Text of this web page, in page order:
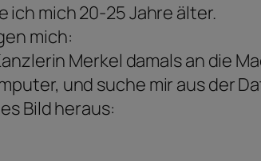
ich mich 20-25 Jahre älter.
mich:
Merkel damals an die
und suche mir aus der
Bild heraus: